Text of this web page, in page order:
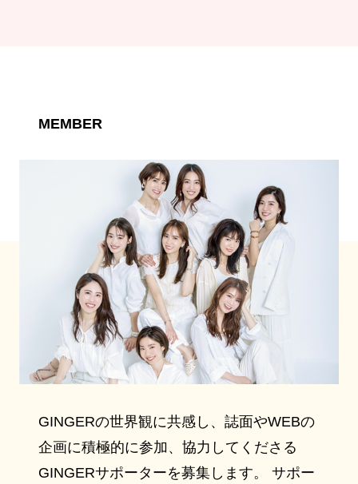
MEMBER
GINGERの世界観に共感し、誌面やWEBの
企画に積極的に参加、協力してくださる
GINGERサポーターを募集します。 サポー